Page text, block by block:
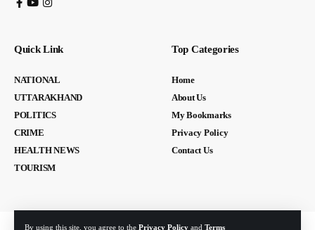
By using this site, you agree to the Privacy Policy and Terms
Quick Link
NATIONAL
UTTARAKHAND
POLITICS
CRIME
HEALTH NEWS
TOURISM
Top Categories
Home
About Us
My Bookmarks
Privacy Policy
Contact Us